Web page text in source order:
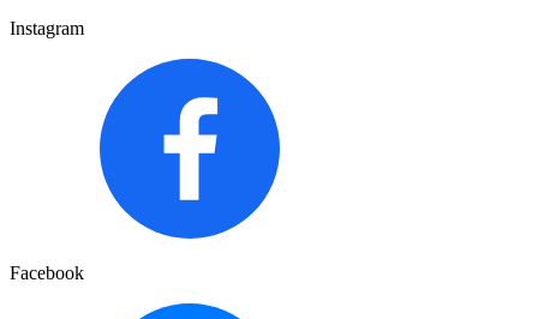
Instagram
Facebook